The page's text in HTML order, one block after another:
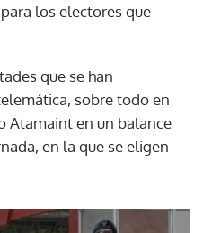
los electores que
que se han
sobre todo en
Atamaint en un balance
en la que se eligen